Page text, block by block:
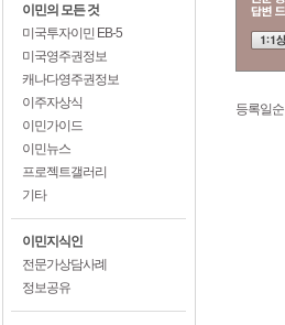
이민의 모든 것
미국투자이민 EB-5
미국영주권정보
캐나다영주권정보
이주자상식
이민가이드
이민뉴스
프로젝트갤러리
기타
이민지식인
전문가상담사례
정보공유
등록일순|